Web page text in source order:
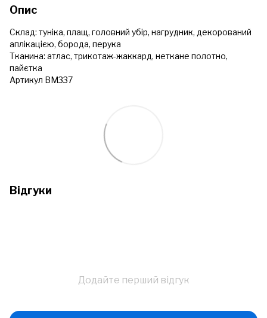
Опис
Склад: туніка, плащ, головний убір, нагрудник, декорований
аплікацією, борода, перука
Тканина: атлас, трикотаж-жаккард, неткане полотно,
пайєтка
Артикул ВМ337
Відгуки
Додайте перший відгук